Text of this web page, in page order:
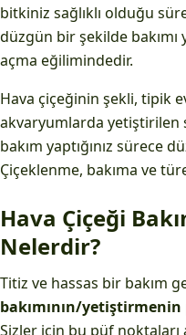
bitkiniz sağlıklı olduğu
düzgün bir şekilde bakımı
açma eğilimindedir.
Hava çiçeğinin şekli, tipik
akvaryumlarda yetiştirilen
bakım yaptığınız sürece
Çiçeklenme, bakıma ve
Hava Çiçeği
Nelerdir?
Titiz ve hassas bir bakım
bakımının/
Sizler için bu püf noktaları